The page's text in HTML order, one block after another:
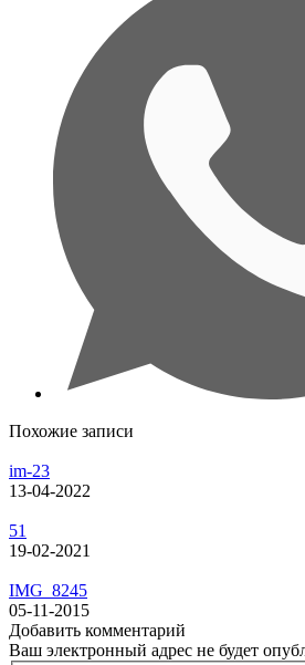
Похожие записи
im-23
13-04-2022
51
19-02-2021
IMG_8245
05-11-2015
Добавить комментарий
Ваш электронный адрес не будет